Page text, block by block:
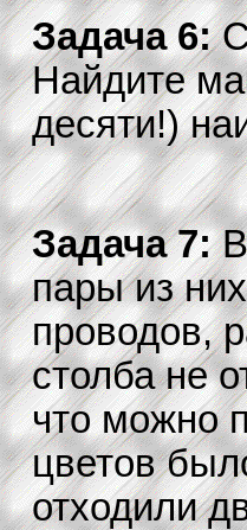
Задача 6:
Найдите
десяти!)
Задача 7:
пары из
проводов,
столба не
что можно
цветов
отходили